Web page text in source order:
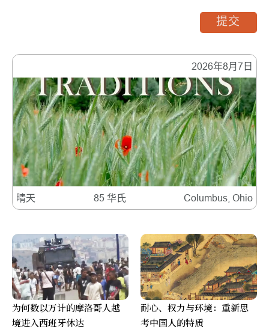
2026年8月7日
晴天 85 华氏 Columbus, Ohio
提交
为何数以万计的摩洛哥人越
境进入西班牙休达
耐心、权力与环境：重新思
考中国人的特质